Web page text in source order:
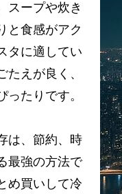
スープや炊き
と食感がアク
タに適してい
たえが良く、
たりです。
は、節約、時
最強の方法で
め買いして冷